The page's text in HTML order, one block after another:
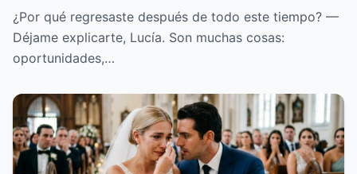
en SHOCK
¿Por qué regresaste después de todo este tiempo? —
Déjame explicarte, Lucía. Son muchas cosas:
oportunidades,…